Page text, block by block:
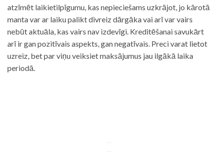
atzīmēt laikietilpīgumu, kas nepieciešams uzkrājot, jo kārotā
manta var ar laiku palikt divreiz dārgāka vai arī var vairs
nebūt aktuāla, kas vairs nav izdevīgi. Kreditēšanai savukārt
arī ir gan pozitīvais aspekts, gan negatīvais. Preci varat lietot
uzreiz, bet par viņu veiksiet maksājumus jau ilgākā laika
periodā.